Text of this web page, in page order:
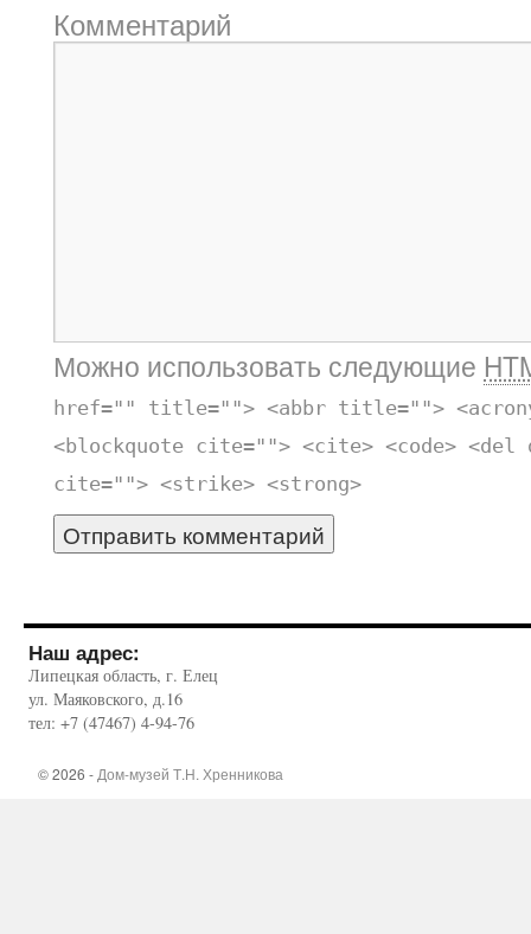
Комментарий
Можно использовать следующие
href="" title=""> <abbr title="">
<blockquote cite=""> <cite> <code> <del
cite=""> <strike> <strong>
Наш адрес:
Липецкая область, г. Елец
ул. Маяковского, д.16
тел: +7 (47467) 4-94-76
© 2026 - Дом-музей Т.Н. Хренникова